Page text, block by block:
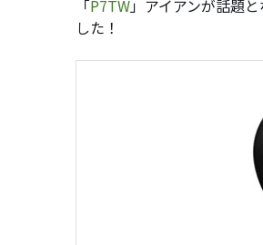
「P7TW」アイアンが話題
した！